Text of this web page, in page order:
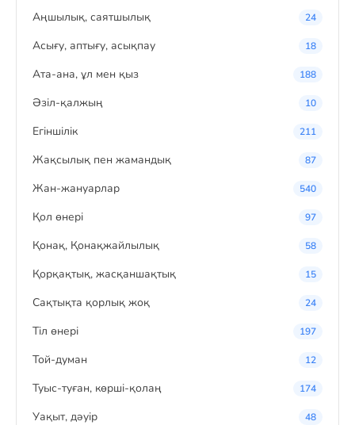
Аңшылық, саятшылық 24
Асығу, аптығу, асықпау 18
Ата-ана, ұл мен қыз 188
Әзіл-қалжың 10
Егіншілік 211
Жақсылық пен жамандық 87
Жан-жануарлар 540
Қол өнері 97
Қонақ, Қонақжайлылық 58
Қорқақтық, жасқаншақтық 15
Сақтықта қорлық жоқ 24
Тіл өнері 197
Той-думан 12
Туыс-туған, көрші-қолаң 174
Уақыт, дәуір 48